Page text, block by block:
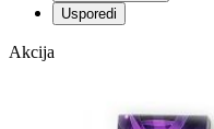
Usporedi
Akcija